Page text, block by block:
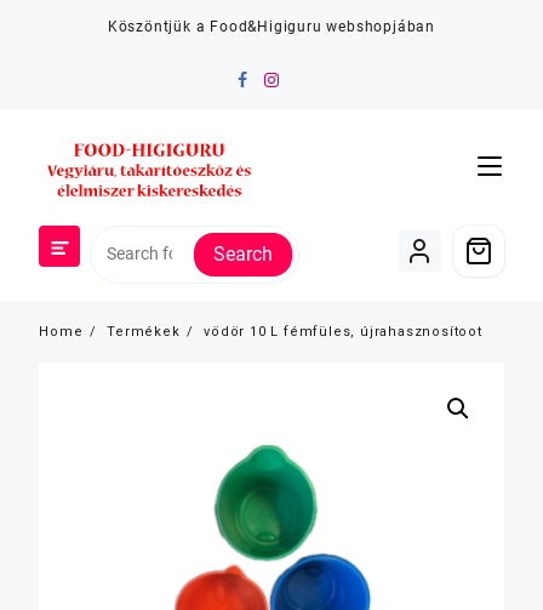
Köszöntjük a Food&Higiguru webshopjában
Search
Home Termékek vödör 10 L fémfüles, újrahasznosítoot